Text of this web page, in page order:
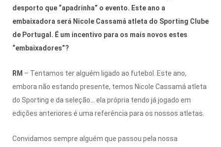
desporto que “apadrinha” o evento. Este ano a
embaixadora será Nicole Cassamá atleta do Sporting Clube
de Portugal. É um incentivo para os mais novos estes
“embaixadores”?
RM – Tentamos ter alguém ligado ao futebol. Este ano,
embora não estando presente, temos Nicole Cassamá atleta
do Sporting e da seleção… ela própria tendo já jogado em
edições anteriores é uma referência para os nossos atletas.
Convidamos sempre alguém que passou pela nossa